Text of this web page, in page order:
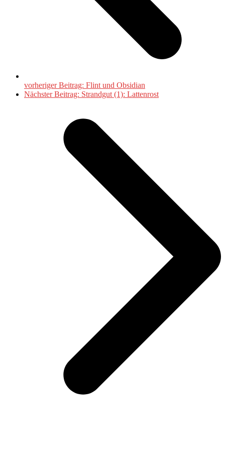
vorheriger Beitrag: Flint und Obsidian
Nächster Beitrag: Strandgut (1): Lattenrost